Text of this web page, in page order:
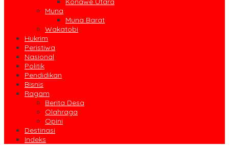
Muna
Muna Barat
Wakatobi
Hukrim
Peristiwa
Nasional
Politik
Pendidikan
Bisnis
Ragam
Berita Desa
Olahraga
Opini
Destinasi
Indeks